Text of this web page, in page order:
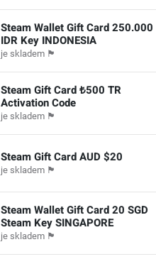
Steam Wallet Gift Card 250.000
IDR Key INDONESIA
je skladem 🏴
Steam Gift Card ₺500 TR
Activation Code
je skladem 🏴
Steam Gift Card AUD $20
je skladem 🏴
Steam Wallet Gift Card 20 SGD
Steam Key SINGAPORE
je skladem 🏴